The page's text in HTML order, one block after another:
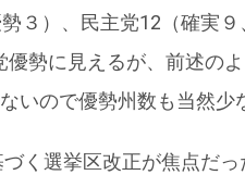
３）、民主党12（確実
優勢に見えるが、前述の
いので優勢州数も当然少
く選挙区改正が焦点だ